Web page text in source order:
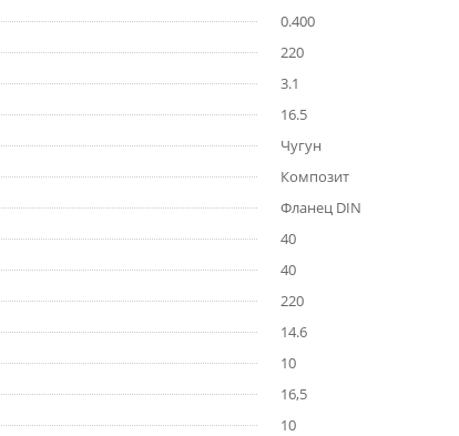
0.400
220
3.1
16.5
Чугун
Композит
Фланец DIN
40
40
220
14.6
10
16,5
10